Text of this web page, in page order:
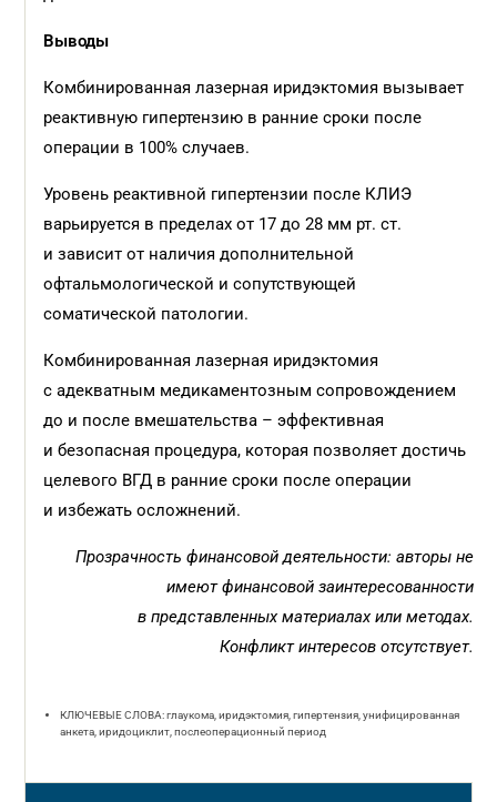
Выводы
Комбинированная лазерная иридэктомия вызывает
реактивную гипертензию в ранние сроки после
операции в 100% случаев.
Уровень реактивной гипертензии после КЛИЭ
варьируется в пределах от 17 до 28 мм рт. ст.
и зависит от наличия дополнительной
офтальмологической и сопутствующей
соматической патологии.
Комбинированная лазерная иридэктомия
с адекватным медикаментозным сопровождением
до и после вмешательства – эффективная
и безопасная процедура, которая позволяет достичь
целевого ВГД в ранние сроки после операции
и избежать осложнений.
Прозрачность финансовой деятельности: авторы не
имеют финансовой заинтересованности
в представленных материалах или методах.
Конфликт интересов отсутствует.
КЛЮЧЕВЫЕ СЛОВА: глаукома, иридэктомия, гипертензия, унифицированная
анкета, иридоциклит, послеоперационный период